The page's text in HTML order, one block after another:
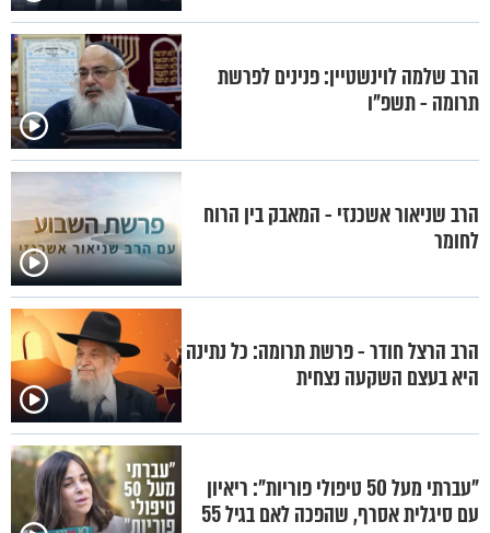
הרב שלמה לוינשטיין: פנינים לפרשת
תרומה - תשפ"ו
הרב שניאור אשכנזי - המאבק בין הרוח
לחומר
הרב הרצל חודר - פרשת תרומה: כל נתינה
היא בעצם השקעה נצחית
"עברתי מעל 50 טיפולי פוריות": ריאיון
עם סיגלית אסרף, שהפכה לאם בגיל 55